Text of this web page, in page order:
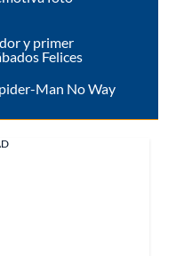
y primer
Felices
Man No Way